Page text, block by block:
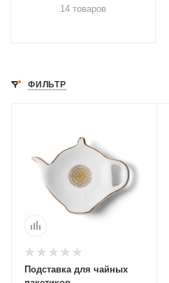
14 товаров
ФИЛЬТР
Подставка для чайных